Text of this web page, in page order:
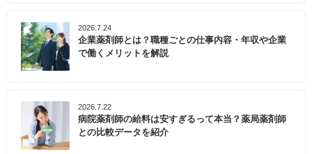
2026.7.24
企業薬剤師とは？職種ごとの仕事内容・年収や企業
で働くメリットを解説
2026.7.22
病院薬剤師の給料は安すぎるって本当？薬局薬剤師
との比較データを紹介